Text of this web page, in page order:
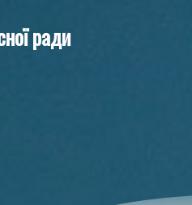
ради